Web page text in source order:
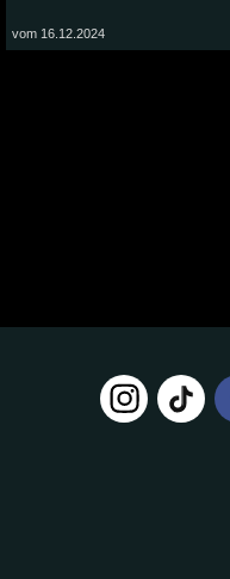
vom 16.12.2024